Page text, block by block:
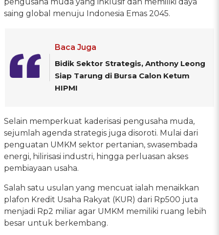
saing global menuju Indonesia Emas 2045.
Baca Juga
Bidik Sektor Strategis, Anthony Leong
Siap Tarung di Bursa Calon Ketum
HIPMI
Selain memperkuat kaderisasi pengusaha muda,
sejumlah agenda strategis juga disoroti. Mulai dari
penguatan UMKM sektor pertanian, swasembada
energi, hilirisasi industri, hingga perluasan akses
pembiayaan usaha.
Salah satu usulan yang mencuat ialah menaikkan
plafon Kredit Usaha Rakyat (KUR) dari Rp500 juta
menjadi Rp2 miliar agar UMKM memiliki ruang lebih
besar untuk berkembang.